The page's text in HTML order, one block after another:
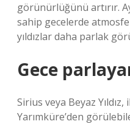
görünürlüğünü artırır.
sahip gecelerde atmosfer
yıldızlar daha parlak
Gece
Sirius veya Beyaz
Yarımküre’den